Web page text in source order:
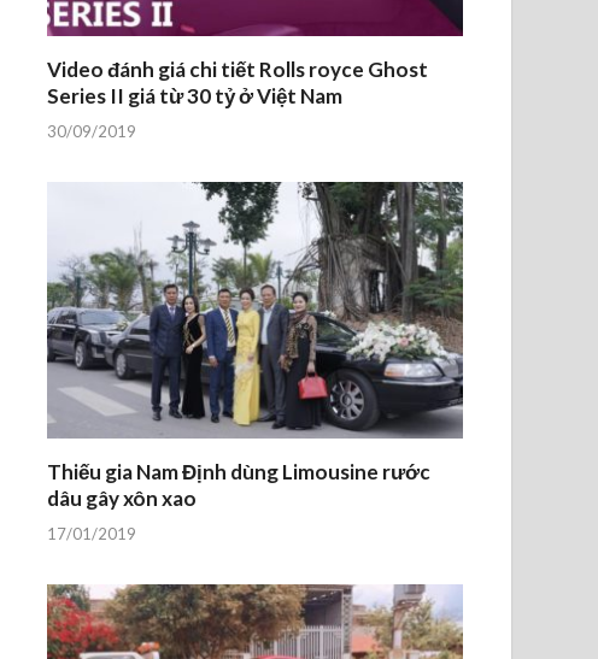
Video đánh giá chi tiết Rolls royce Ghost
Series II giá từ 30 tỷ ở Việt Nam
30/09/2019
Thiếu gia Nam Định dùng Limousine rước
dâu gây xôn xao
17/01/2019